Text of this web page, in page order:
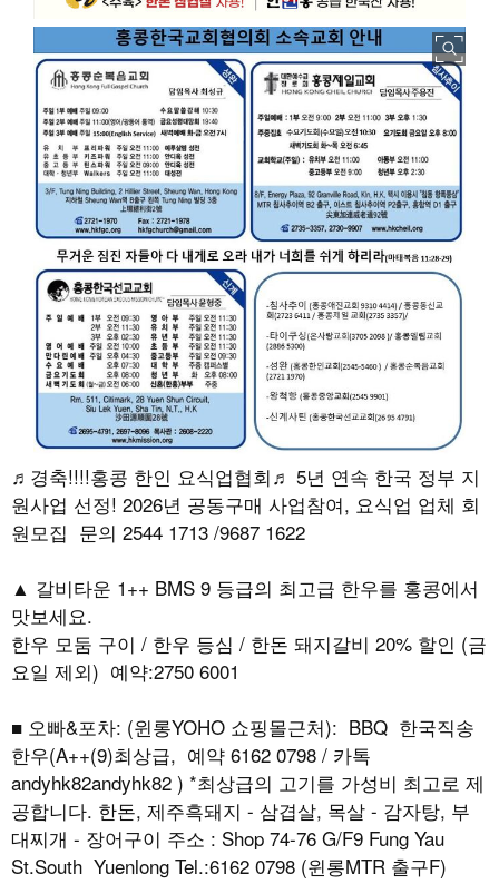
♬경축!!!!홍콩 한인 요식업협회♬ 5년 연속 한국 정부 지
원사업 선정! 2026년 공동구매 사업참여, 요식업 업체 회
원모집 문의 2544 1713 /9687 1622
▲ 갈비타운 1++ BMS 9 등급의 최고급 한우를 홍콩에서
맛보세요.
한우 모둠 구이 / 한우 등심 / 한돈 돼지갈비 20% 할인 (금
요일 제외) 예약:2750 6001
■ 오빠&포차: (윈롱YOHO 쇼핑몰근처): BBQ 한국직송
한우(A++(9)최상급, 예약 6162 0798 / 카톡
andyhk82andyhk82 ) *최상급의 고기를 가성비 최고로 제
공합니다. 한돈, 제주흑돼지 - 삼겹살, 목살 - 감자탕, 부
대찌개 - 장어구이 주소 : Shop 74-76 G/F9 Fung Yau
St.South Yuenlong Tel.:6162 0798 (윈롱MTR 출구F)